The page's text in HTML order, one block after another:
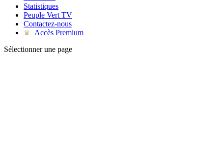
Statistiques
Peuple Vert TV
Contactez-nous
♛
Accès Premium
Sélectionner une page